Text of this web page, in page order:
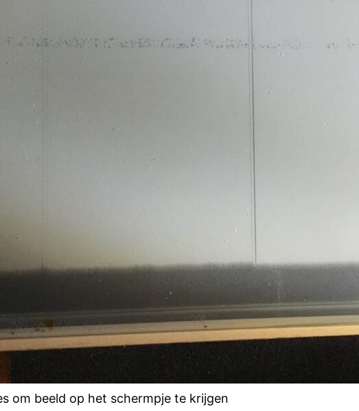
om beeld op het schermpje te krijgen